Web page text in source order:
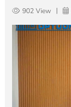
902 View |